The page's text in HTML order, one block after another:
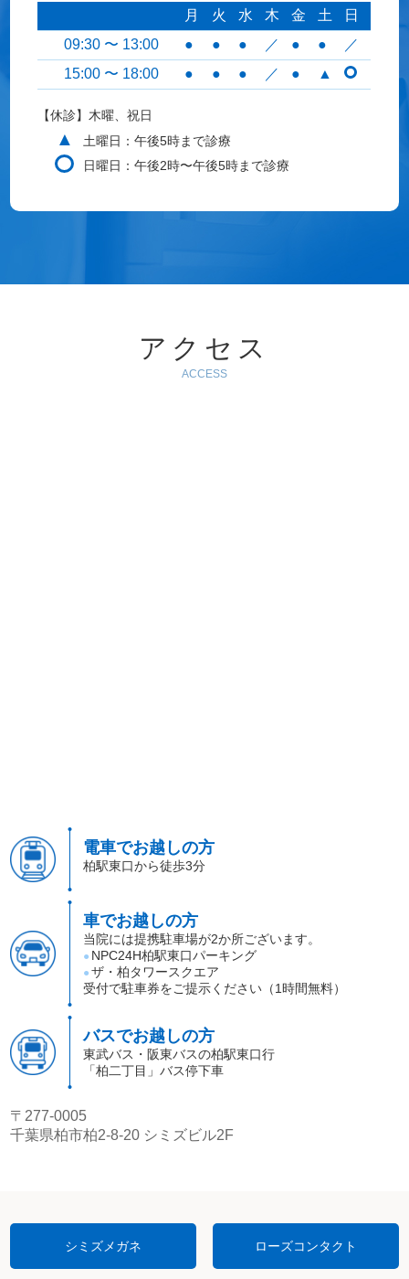
月 火 水 木 金 土
日
09:30 〜 13:00
● ● ● ／ ● ●
／
15:00 〜 18:00
● ● ● ／ ● ▲
【休診】木曜、祝日
▲
土曜日：午後5時まで診療
日曜日：午後2時〜午後5時まで診療
アクセス
ACCESS
電車でお越しの方
柏駅東口から徒歩3分
車でお越しの方
当院には提携駐車場が2か所ございます。
● NPC24H柏駅東口パーキング
● ザ・柏タワースクエア
受付で駐車券をご提示ください（1時間無料）
バスでお越しの方
東武バス・阪東バスの柏駅東口行
「柏二丁目」バス停下車
〒277-0005
千葉県柏市柏2-8-20 シミズビル2F
シミズメガネ ローズコンタクト